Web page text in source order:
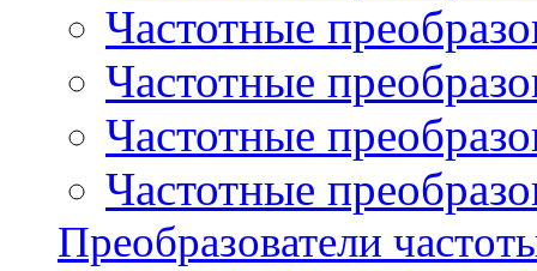
Частотные
Частотные
Частотные
Частотные
Преобразователи